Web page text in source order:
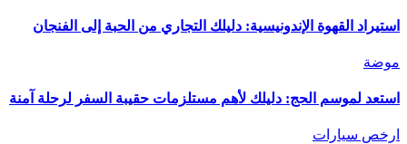
استيراد القهوة الإندونيسية: دليلك التجاري من الحبة إلى الفنجان
موضة
استعد لموسم الحج: دليلك لأهم مستلزمات حقيبة السفر لرحلة آمنة
ارخص سيارات